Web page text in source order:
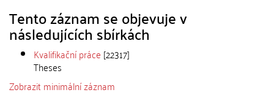
Tento záznam se objevuje v
následujících sbírkách
Kvalifikační práce [22317]
Theses
Zobrazit minimální záznam